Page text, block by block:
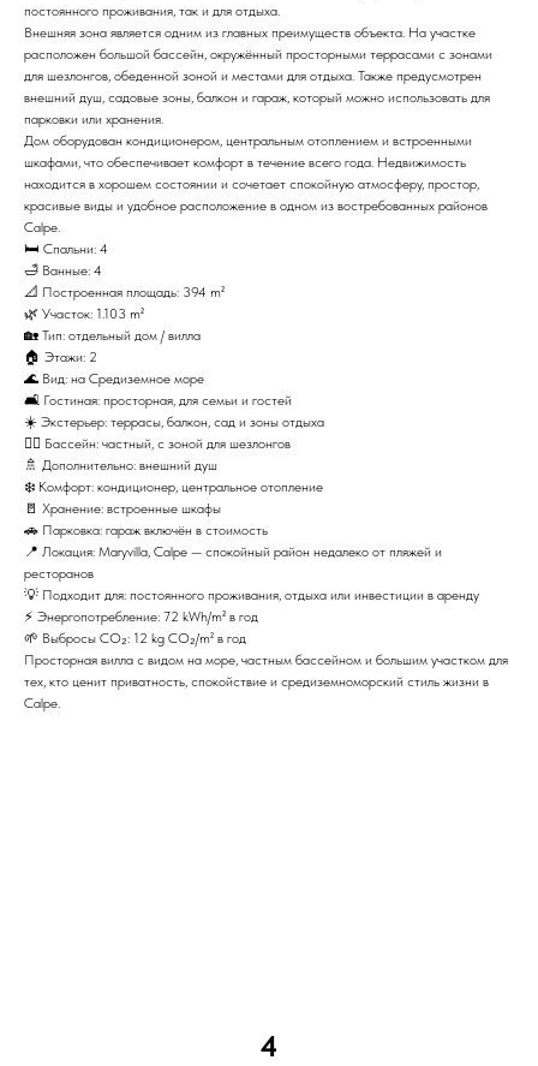
постоянного проживания, так и для отдыха.
Внешняя зона является одним из главных преимуществ объекта. На участке
расположен большой бассейн, окружённый просторными террасами с зонами
для шезлонгов, обеденной зоной и местами для отдыха. Также предусмотрен
внешний душ, садовые зоны, балкон и гараж, который можно использовать для
парковки или хранения.
Дом оборудован кондиционером, центральным отоплением и встроенными
шкафами, что обеспечивает комфорт в течение всего года. Недвижимость
находится в хорошем состоянии и сочетает спокойную атмосферу, простор,
красивые виды и удобное расположение в одном из востребованных районов
Calpe.
🛏 Спальни: 4
🛁 Ванные: 4
📐 Построенная площадь: 394 m²
🌿 Участок: 1.103 m²
🏡 Тип: отдельный дом / вилла
🏠 Этажи: 2
🌊 Вид: на Средиземное море
🛋 Гостиная: просторная, для семьи и гостей
☀️ Экстерьер: террасы, балкон, сад и зоны отдыха
🏊‍♂️ Бассейн: частный, с зоной для шезлонгов
🚿 Дополнительно: внешний душ
❄️ Комфорт: кондиционер, центральное отопление
🚪 Хранение: встроенные шкафы
🚗 Парковка: гараж включён в стоимость
📍 Локация: Maryvilla, Calpe — спокойный район недалеко от пляжей и
ресторанов
💡 Подходит для: постоянного проживания, отдыха или инвестиции в аренду
⚡ Энергопотребление: 72 kWh/m² в год
🌱 Выбросы CO₂: 12 kg CO₂/m² в год
Просторная вилла с видом на море, частным бассейном и большим участком для
тех, кто ценит приватность, спокойствие и средиземноморский стиль жизни в
Calpe.
4